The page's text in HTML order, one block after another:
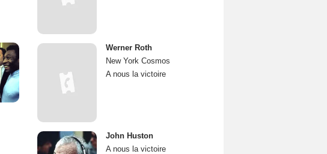
Werner Roth
New York Cosmos
A nous la victoire
John Huston
A nous la victoire